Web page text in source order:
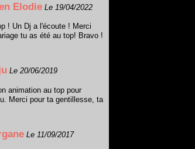
Elodie Le 19/04/2022
! Un Dj a l'écoute ! Merci
tu as été au top! Bravo !
Le 20/06/2019
animation au top pour
Merci pour ta gentillesse, ta
Le 11/09/2017